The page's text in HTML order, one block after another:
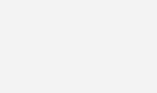
Verfügbarkeit aus der eigenen
Netz. Im Lademodus Eco wird der
auf ein Minimum reduziert. Im
mit Überschussenergie geladen.